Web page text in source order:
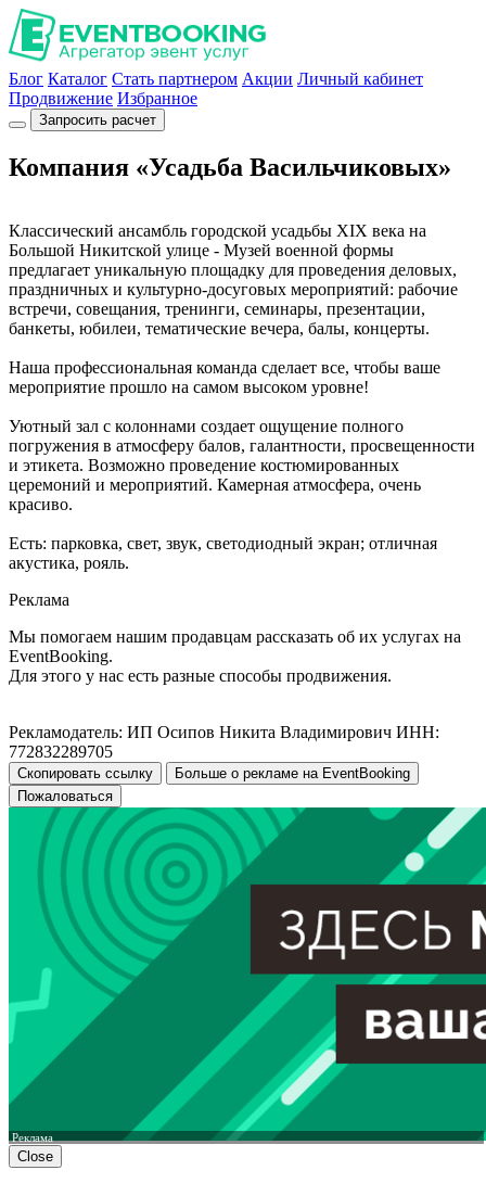
Блог Каталог Стать партнером Акции Личный кабинет
Продвижение Избранное
Запросить расчет
Компания «Усадьба Васильчиковых»
Классический ансамбль городской усадьбы XIX века на
Большой Никитской улице - Музей военной формы
предлагает уникальную площадку для проведения деловых,
праздничных и культурно-досуговых мероприятий: рабочие
встречи, совещания, тренинги, семинары, презентации,
банкеты, юбилеи, тематические вечера, балы, концерты.
Наша профессиональная команда сделает все, чтобы ваше
мероприятие прошло на самом высоком уровне!
Уютный зал с колоннами создает ощущение полного
погружения в атмосферу балов, галантности, просвещенности
и этикета. Возможно проведение костюмированных
церемоний и мероприятий. Камерная атмосфера, очень
красиво.
Есть: парковка, свет, звук, светодиодный экран; отличная
акустика, рояль.
Реклама
Мы помогаем нашим продавцам рассказать об их услугах на
EventBooking.
Для этого у нас есть разные способы продвижения.
Рекламодатель: ИП Осипов Никита Владимирович ИНН:
772832289705
Скопировать ссылку
Больше о рекламе на EventBooking
Пожаловаться
Реклама
Close